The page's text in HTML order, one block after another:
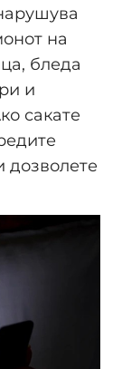
на
бледа
и
сакате